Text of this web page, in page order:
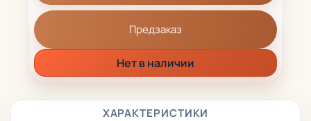
ХАРАКТЕРИСТИКИ
Предзаказ
Нет в наличии